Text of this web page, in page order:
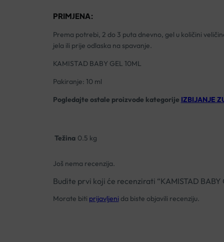
PRIMJENA:
Prema potrebi, 2 do 3 puta dnevno, gel u količini
jela ili prije odlaska na spavanje.
KAMISTAD BABY GEL 10ML
Pakiranje: 10 ml
Pogledajte ostale proizvode kategorije IZBIJANJE
Težina 0.5 kg
Još nema recenzija.
Budite prvi koji će recenzirati “KAMISTAD BABY
Morate biti prijavljeni da biste objavili recenziju.